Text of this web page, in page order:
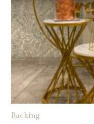
Backing